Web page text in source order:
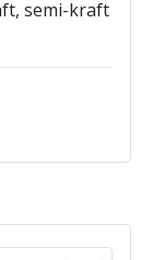
semi-kraft